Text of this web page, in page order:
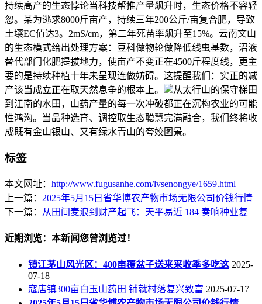
持续高产的生态悖论当科技帮推产量飙升时，生态价格不容轻
忽。某为逃求8000斤亩产，持续三年200公斤/亩复合肥，导致
土壤EC值达3。2mS/cm，第二年死苗率飙升至15%。云南文山
的生态模式给出处理方案：豆科做物轮做降低线虫基数，沼液
替代部门化肥提拔地力，使亩产不变正在4500斤程度线，更主
要的是持续种植十年未呈现连做妨碍。这提醒我们：实正的减
产该当成立正在取天然息争的根本上。
从太行山的保守梯田
到江南的水田，山药产量的每一次冲破都正在沉构农业的可能
性鸿沟。当品种选育、调控取生态聪慧完满融合，我们终将收
成既有金山银山、又有绿水青山的夸姣图景。
标签
本文网址： http://www.fugusanhe.com/lvsenongye/1659.html
上一篇： 2025年5月15日省华博农产物市场无限公司价钱行情
下一篇：
从田间麦浪到财产起飞：天平易近 184 奏响种业复
近期浏览：本新闻您曾浏览过！
镇江茅山风光区：400亩覆盆子送来采收季多吃这 2025-
07-18
寇店镇300亩白玉山药田 铺就村落复兴致富 2025-07-17